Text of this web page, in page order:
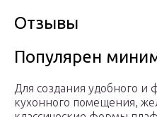
Отзывы
Популярен
Для создания удобного и
кухонного помещения,